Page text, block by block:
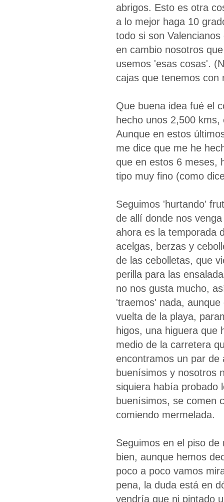
abrigos. Esto es otra
a lo mejor haga 10
todo si son
en cambio nosotros
usemos 'esas cosas'.
cajas que tenemos con
Que buena idea fué el
hecho unos 2,500
Aunque en estos
me dice que me he
que en estos 6 meses,
tipo muy fino (como
Seguimos 'hurtando'
de allí donde nos
ahora es la temporada
acelgas, berzas y
de las cebolletas, que
perilla para las
no nos gusta mucho,
'traemos' nada,
vuelta de la playa,
higos, una higuera que
medio de la carretera
encontramos un par de
buenísimos y nosotros
siquiera había probado
buenísimos, se comen
comiendo mermelada.
Seguimos en el piso
bien, aunque hemos
poco a poco vamos
pena, la duda está en
vendría que ni pintado